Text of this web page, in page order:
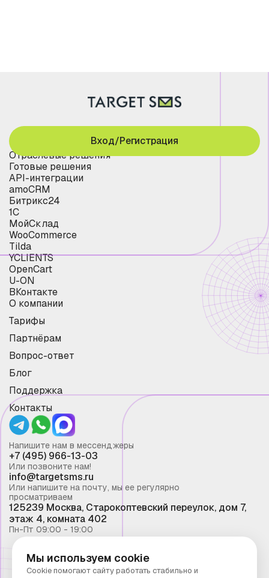
Отраслевые решения
Готовые решения
API-интеграции
amoCRM
Битрикс24
1С
МойСклад
WooCommerce
Tilda
YCLIENTS
OpenCart
U-ON
ВКонтакте
О компании
Тарифы
Партнёрам
Вопрос-ответ
Блог
Поддержка
Контакты
Вход/Регистрация
Напишите нам в мессенджеры
+7 (495) 966-13-03
Или позвоните нам!
info@targetsms.ru
Или напишите на почту, мы ее регулярно
просматриваем
125239 Москва, Старокоптевский переулок, дом 7,
этаж 4, комната 402
Пн-Пт 09:00 - 19:00
Смс рассылка 2026 ©
Мы используем cookie
Cookie помогают сайту работать стабильно и